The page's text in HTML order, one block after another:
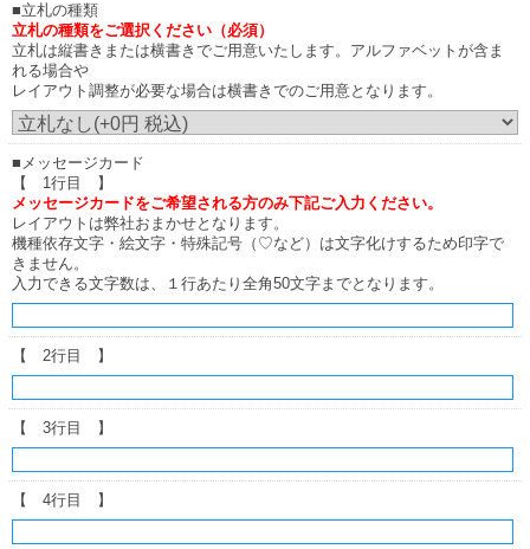
■立札の種類
立札の種類をご選択ください（必須）
立札は縦書きまたは横書きでご用意いたします。アルファベットが含ま
れる場合や
レイアウト調整が必要な場合は横書きでのご用意となります。
■メッセージカード
【 1行目 】
メッセージカードをご希望される方のみ下記ご入力ください。
レイアウトは弊社おまかせとなります。
機種依存文字・絵文字・特殊記号（♡など）は文字化けするため印字で
きません。
入力できる文字数は、１行あたり全角50文字までとなります。
【 2行目 】
【 3行目 】
【 4行目 】